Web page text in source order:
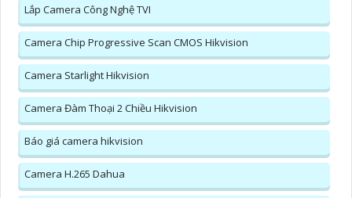
Lắp Camera Công Nghệ TVI
Camera Chip Progressive Scan CMOS Hikvision
Camera Starlight Hikvision
Camera Đàm Thoại 2 Chiều Hikvision
Báo giá camera hikvision
Camera H.265 Dahua